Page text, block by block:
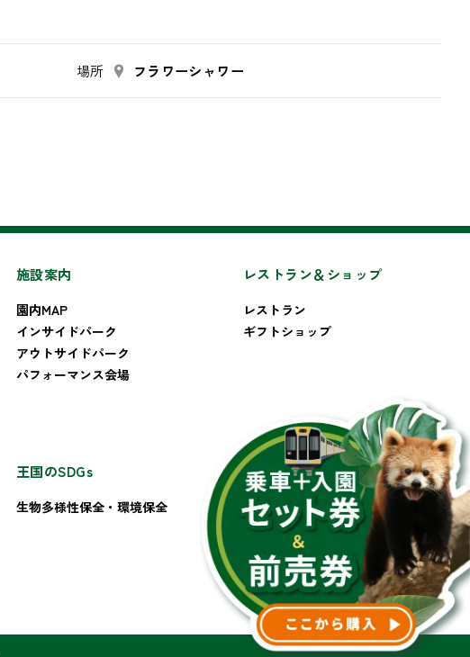
場所 フラワーシャワー
施設案内
園内MAP
インサイドパーク
アウトサイドパーク
パフォーマンス会場
レストラン＆ショップ
レストラン
ギフトショップ
王国のSDGs
生物多様性保全・環境保全
その他
お問い合わせ
会社概要
プライバシーポリシー